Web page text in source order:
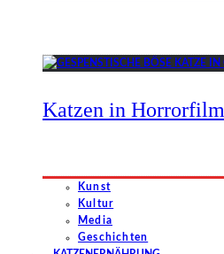
Katzen in
Kunst
Kultur
Media
Geschichten